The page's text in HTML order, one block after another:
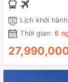
NGÀY 5 ĐÊM
Lịch khởi
Thời gian: 6